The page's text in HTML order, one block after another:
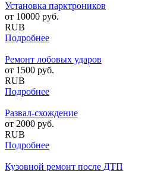
Установка парктроников
от 10000 руб.
RUB
Подробнее
Ремонт лобовых ударов
от 1500 руб.
RUB
Подробнее
Развал-схождение
от 2000 руб.
RUB
Подробнее
Кузовной ремонт после ДТП